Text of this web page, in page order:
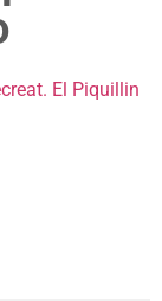
El Piquillin